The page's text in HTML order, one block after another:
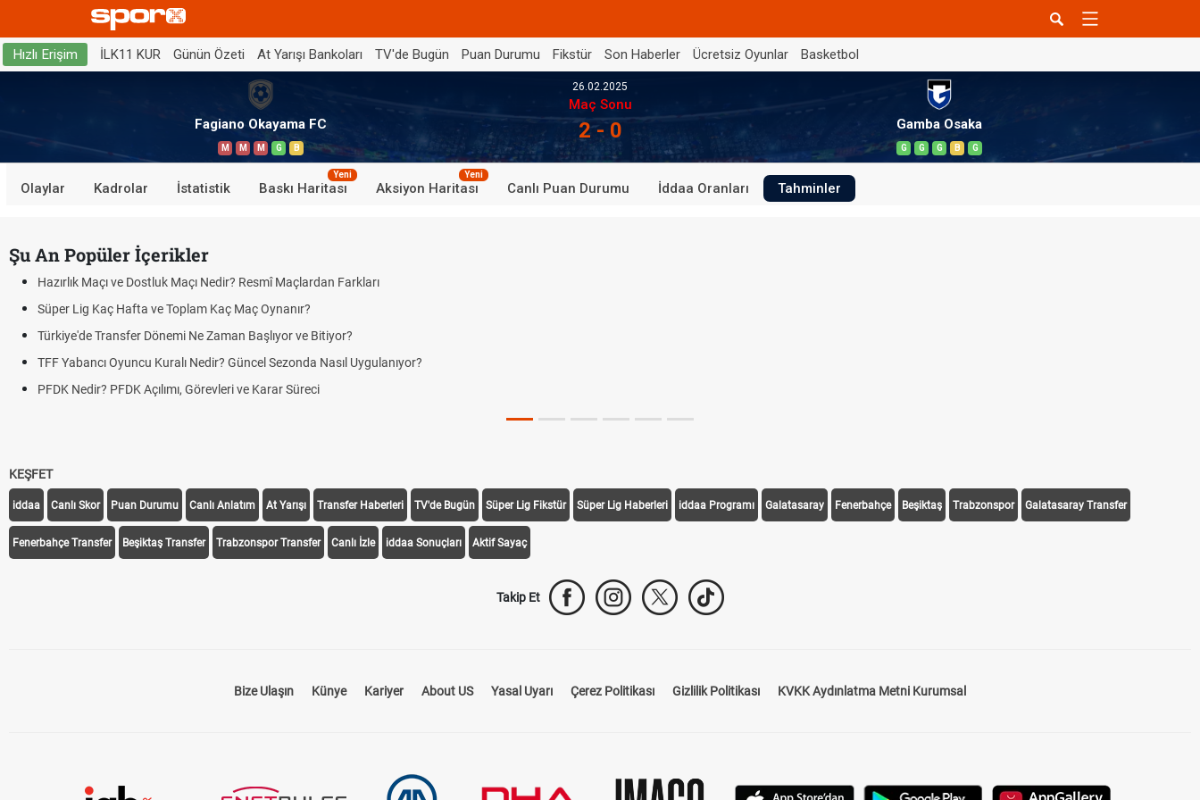
Hızlı Erişim İLK11 KUR Günün Özeti At Yarışı Bankoları TV'de Bugün Puan Durumu Fikstür Son Haberler Ücretsiz Oyunlar Basketbol
Fagiano Okayama FC
M M M G B
26.02.2025
Maç Sonu
2 - 0 Gamba Osaka
G G G B G
Olaylar Kadrolar İstatistik Baskı Haritası
Yeni
Aksiyon Haritası
Yeni
Canlı Puan Durumu İddaa Oranları Tahminler
Şu An Popüler İçerikler
Hazırlık Maçı ve Dostluk Maçı Nedir? Resmî Maçlardan Farkları
Süper Lig Kaç Hafta ve Toplam Kaç Maç Oynanır?
Türkiye'de Transfer Dönemi Ne Zaman Başlıyor ve Bitiyor?
TFF Yabancı Oyuncu Kuralı Nedir? Güncel Sezonda Nasıl Uygulanıyor?
PFDK Nedir? PFDK Açılımı, Görevleri ve Karar Süreci
KEŞFET
iddaa Canlı Skor Puan Durumu Canlı Anlatım At Yarışı Transfer Haberleri TV'de Bugün Süper Lig Fikstür Süper Lig Haberleri iddaa Programı Galatasaray Fenerbahçe Beşiktaş Trabzonspor Galatasaray Transfer
Fenerbahçe Transfer Beşiktaş Transfer Trabzonspor Transfer Canlı İzle iddaa Sonuçları Aktif Sayaç
Takip Et
Bize Ulaşın Künye Kariyer About US Yasal Uyarı Çerez Politikası Gizlilik Politikası KVKK Aydınlatma Metni Kurumsal